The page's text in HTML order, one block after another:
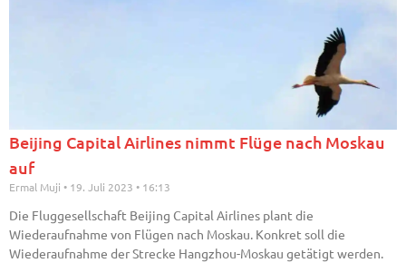
Beijing Capital Airlines nimmt Flüge nach Moskau
auf
Ermal Muji 19. Juli 2023 16:13
Die Fluggesellschaft Beijing Capital Airlines plant die
Wiederaufnahme von Flügen nach Moskau. Konkret soll die
Wiederaufnahme der Strecke Hangzhou-Moskau getätigt werden.